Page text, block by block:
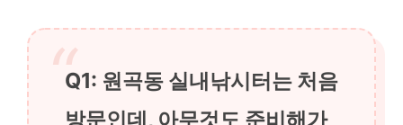
Q1: 원곡동 실내낚시터는 처음
방문인데, 아무것도 준비해가